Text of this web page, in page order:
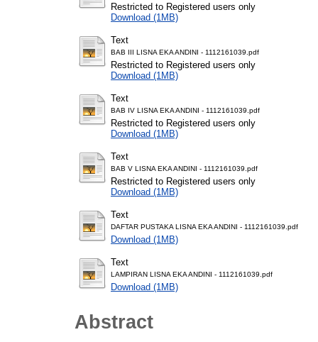
Restricted to Registered users only
Download (1MB)
Text
BAB III LISNA EKA ANDINI - 1112161039.pdf
Restricted to Registered users only
Download (1MB)
Text
BAB IV LISNA EKA ANDINI - 1112161039.pdf
Restricted to Registered users only
Download (1MB)
Text
BAB V LISNA EKA ANDINI - 1112161039.pdf
Restricted to Registered users only
Download (1MB)
Text
DAFTAR PUSTAKA LISNA EKA ANDINI - 1112161039.pdf
Download (1MB)
Text
LAMPIRAN LISNA EKA ANDINI - 1112161039.pdf
Download (1MB)
Abstract